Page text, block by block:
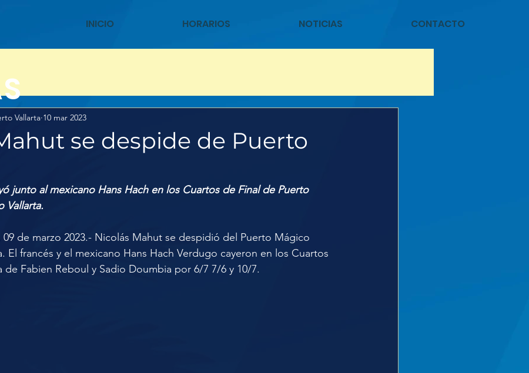
INICIO HORARIOS NOTICIAS CONTACTO
se despide de Puerto
Vallarta 10 mar 2023
junto al mexicano Hans Hach en los Cuartos de Final de Puerto
Vallarta.
09 de marzo 2023.- Nicolás Mahut se despidió del Puerto Mágico
El francés y el mexicano Hans Hach Verdugo cayeron en los Cuartos
de Fabien Reboul y Sadio Doumbia por 6/7 7/6 y 10/7.